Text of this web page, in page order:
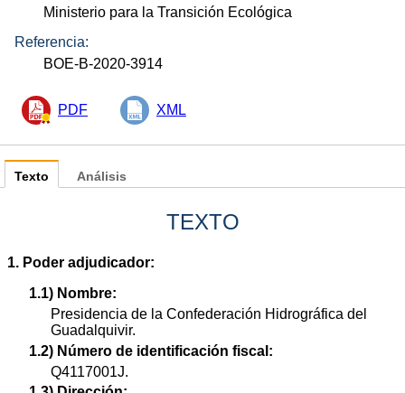
Ministerio para la Transición Ecológica
Referencia:
BOE-B-2020-3914
PDF XML
Texto
TEXTO
1. Poder adjudicador:
1.1) Nombre:
Presidencia de la Confederación Hidrográfica del
Guadalquivir.
1.2) Número de identificación fiscal:
Q4117001J.
Análisis